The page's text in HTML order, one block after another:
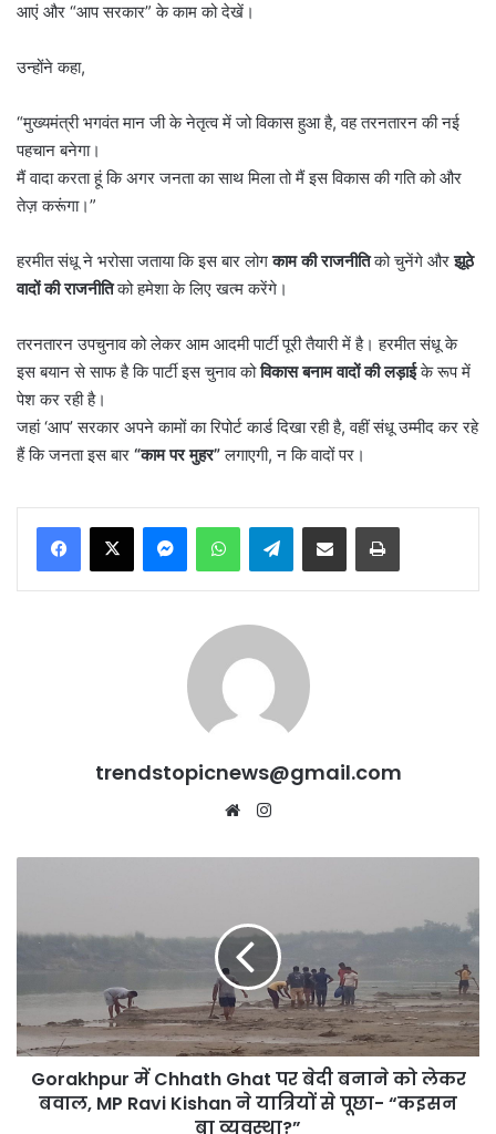
आएं और “आप सरकार” के काम को देखें।
उन्होंने कहा,
“मुख्यमंत्री भगवंत मान जी के नेतृत्व में जो विकास हुआ है, वह तरनतारन की नई
पहचान बनेगा।
मैं वादा करता हूं कि अगर जनता का साथ मिला तो मैं इस विकास की गति को और
तेज़ करूंगा।”
हरमीत संधू ने भरोसा जताया कि इस बार लोगकाम की राजनीतिको चुनेंगे औरझूठे
वादों की राजनीतिको हमेशा के लिए खत्म करेंगे।
तरनतारन उपचुनाव को लेकर आम आदमी पार्टी पूरी तैयारी में है। हरमीत संधू के
इस बयान से साफ है कि पार्टी इस चुनाव कोविकास बनाम वादों की लड़ाईके रूप में
पेश कर रही है।
जहां ‘आप’ सरकार अपने कामों का रिपोर्ट कार्ड दिखा रही है, वहीं संधू उम्मीद कर रहे
हैं कि जनता इस बार “काम पर मुहर”लगाएगी, न कि वादों पर।
MessengerWhatsAppTelegramShare via Email Print
trendstopicnews@gmail.com
Website
Ghat
बनाने
को
लेकर
बवाल,Gorakhpur में Chhath Ghat पर बेदी बनाने को लेकर
बवाल, MP Ravi Kishan ने यात्रियों से पूछा- “कइसन
बा व्यवस्था?”